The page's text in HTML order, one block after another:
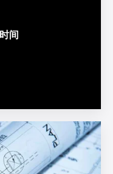
间
TIME WITH THESE